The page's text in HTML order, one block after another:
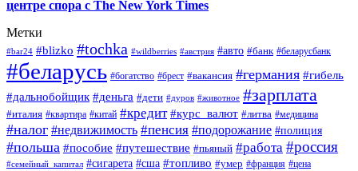
центре спора с The New York Times
Метки
#bar24 #blizko #tochka #wildberries #австрия #авто #банк #беларусбанк
#беларусь #богатство #брест #вакансия #германия #гибель
#дальнобойщик #деньга #дети #дуров #животное #зарплата
#италия #квартира #китай #кредит #курс_валют #литва #медицина
#налог #недвижимость #пенсия #подорожание #полиция
#польша #пособие #путешествие #пьяный #работа #россия
#семейный_капитал #сигарета #сша #топливо #умер #франция #цена